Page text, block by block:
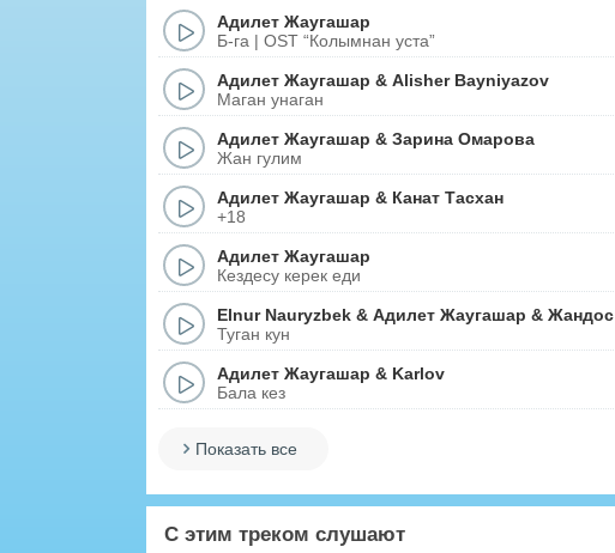
Адилет Жаугашар
Б-га | OST “Колымнан уста”
Адилет Жаугашар & Alisher Bayniyazov
Маган унаган
Адилет Жаугашар & Зарина Омарова
Жан гулим
Адилет Жаугашар & Канат Тасхан
+18
Адилет Жаугашар
Кездесу керек еди
Elnur Nauryzbek & Адилет Жаугашар &
Туган кун
Адилет Жаугашар & Karlov
Бала кез
Показать все
С этим треком слушают